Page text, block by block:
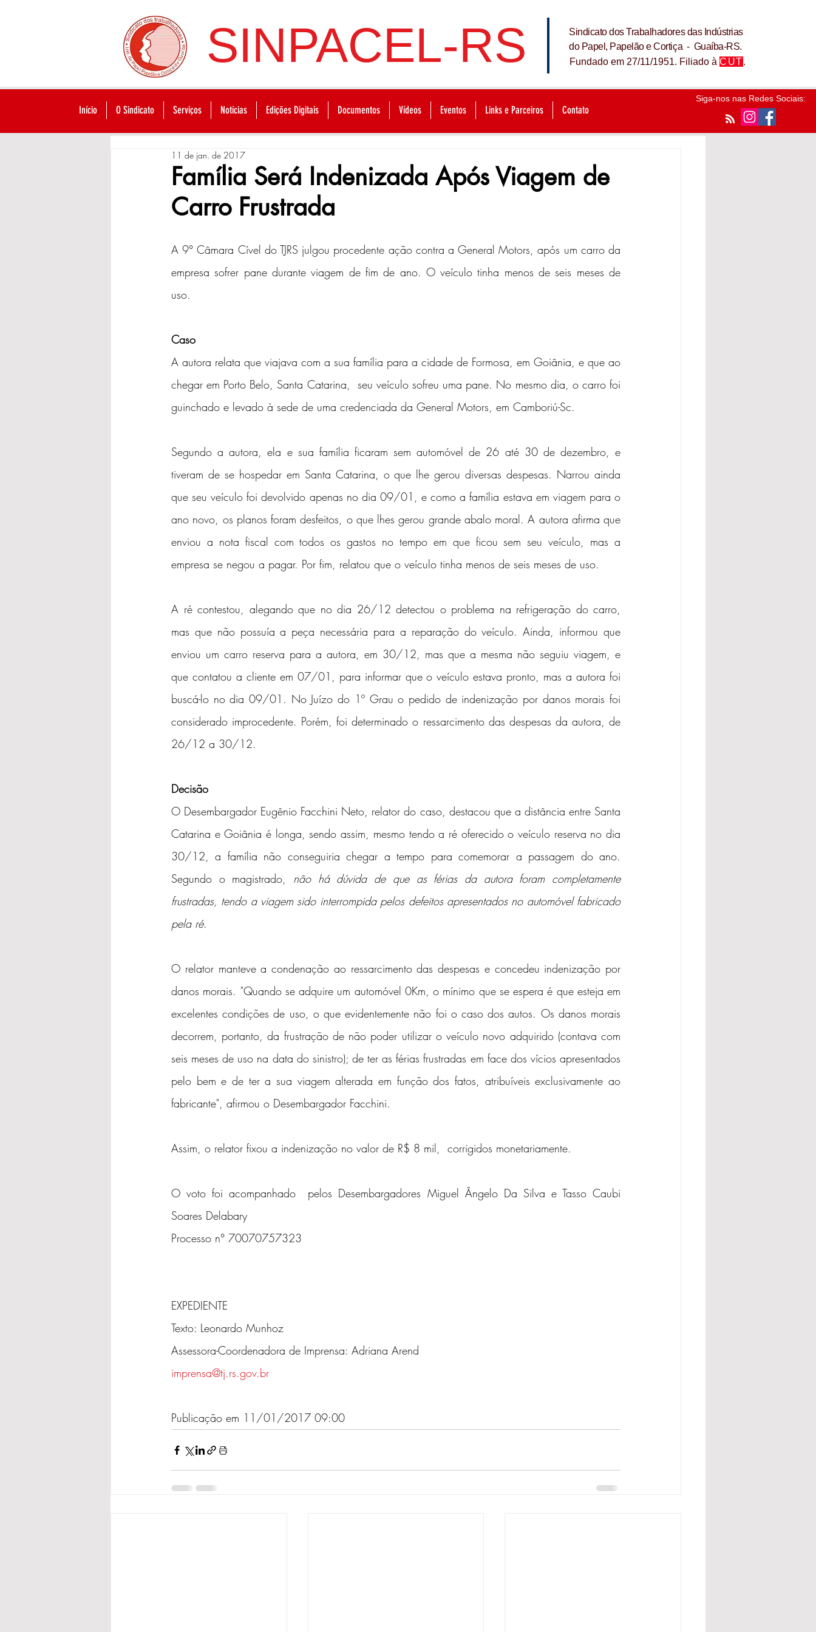
SINPACEL-RS
Sindicato dos Trabalhadores das Indústrias
do Papel, Papelão e Cortiça - Guaíba-RS.
Fundado em 27/11/1951. Filiado à CUT.
Início O Sindicato Serviços Notícias Edições Digitais Documentos Vídeos Eventos Links e Parceiros Contato
Siga-nos nas Redes Sociais:
Família Será Indenizada Após Viagem de
Carro Frustrada
11 de jan. de 2017
A 9° Câmara Cível do TJRS julgou procedente ação contra a General Motors, após um carro da
empresa sofrer pane durante viagem de fim de ano. O veículo tinha menos de seis meses de
uso.
Caso
A autora relata que viajava com a sua família para a cidade de Formosa, em Goiânia, e que ao
chegar em Porto Belo, Santa Catarina,  seu veículo sofreu uma pane. No mesmo dia, o carro foi
guinchado e levado à sede de uma credenciada da General Motors, em Camboriú-Sc.
Segundo a autora, ela e sua família ficaram sem automóvel de 26 até 30 de dezembro, e
tiveram de se hospedar em Santa Catarina, o que lhe gerou diversas despesas. Narrou ainda
que seu veículo foi devolvido apenas no dia 09/01, e como a família estava em viagem para o
ano novo, os planos foram desfeitos, o que lhes gerou grande abalo moral. A autora afirma que
enviou a nota fiscal com todos os gastos no tempo em que ficou sem seu veículo, mas a
empresa se negou a pagar. Por fim, relatou que o veículo tinha menos de seis meses de uso.
A ré contestou, alegando que no dia 26/12 detectou o problema na refrigeração do carro,
mas que não possuía a peça necessária para a reparação do veículo. Ainda, informou que
enviou um carro reserva para a autora, em 30/12, mas que a mesma não seguiu viagem, e
que contatou a cliente em 07/01, para informar que o veículo estava pronto, mas a autora foi
buscá-lo no dia 09/01. No Juízo do 1º Grau o pedido de indenização por danos morais foi
considerado improcedente. Porém, foi determinado o ressarcimento das despesas da autora, de
26/12 a 30/12.
Decisão
O Desembargador Eugênio Facchini Neto, relator do caso, destacou que a distância entre Santa
Catarina e Goiânia é longa, sendo assim, mesmo tendo a ré oferecido o veículo reserva no dia
30/12, a família não conseguiria chegar a tempo para comemorar a passagem do ano.
Segundo o magistrado, não há dúvida de que as férias da autora foram completamente
frustradas, tendo a viagem sido interrompida pelos defeitos apresentados no automóvel fabricado
pela ré.
O relator manteve a condenação ao ressarcimento das despesas e concedeu indenização por
danos morais. "Quando se adquire um automóvel 0Km, o mínimo que se espera é que esteja em
excelentes condições de uso, o que evidentemente não foi o caso dos autos. Os danos morais
decorrem, portanto, da frustração de não poder utilizar o veículo novo adquirido (contava com
seis meses de uso na data do sinistro); de ter as férias frustradas em face dos vícios apresentados
pelo bem e de ter a sua viagem alterada em função dos fatos, atribuíveis exclusivamente ao
fabricante", afirmou o Desembargador Facchini.
Assim, o relator fixou a indenização no valor de R$ 8 mil,  corrigidos monetariamente.
O voto foi acompanhado  pelos Desembargadores Miguel Ângelo Da Silva e Tasso Caubi
Soares Delabary
Processo n° 70070757323
EXPEDIENTE
Texto: Leonardo Munhoz
Assessora-Coordenadora de Imprensa: Adriana Arend
imprensa@tj.rs.gov.br
Publicação em 11/01/2017 09:00